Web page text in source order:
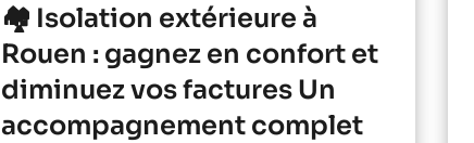
🏘️ Isolation extérieure à
Rouen : gagnez en confort et
diminuez vos factures Un
accompagnement complet